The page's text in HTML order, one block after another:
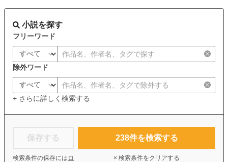
小説を探す
フリーワード
除外ワード
+ さらに詳しく検索する
保存する
検索条件の保存には ロ
238件を検索する
× 検索条件をクリアする